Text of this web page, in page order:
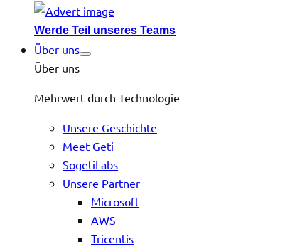
Werde Teil unseres Teams
Über uns
Über uns
Mehrwert durch Technologie
Unsere Geschichte
Meet Geti
SogetiLabs
Unsere Partner
Microsoft
AWS
Tricentis